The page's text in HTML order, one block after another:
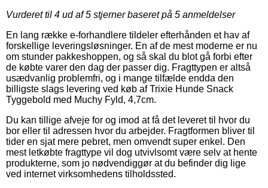
Vurderet til 4 ud af 5 stjerner baseret på 5 anmeldelser
En lang række e-forhandlere tildeler efterhånden et hav af
forskellige leveringsløsninger. En af de mest moderne er nu
om stunder pakkeshoppen, og så skal du blot gå forbi efter
de købte varer den dag der passer dig. Fragttypen er altså
usædvanlig problemfri, og i mange tilfælde endda den
billigste slags levering ved køb af Trixie Hunde Snack
Tyggebold med Muchy Fyld, 4,7cm.
Du kan tillige afveje for og imod at få det leveret til hvor du
bor eller til adressen hvor du arbejder. Fragtformen bliver til
tider en sjat mere pebret, men omvendt super enkel. Den
mest letkøbte fragttype vil dog utvivlsomt være selv at hente
produkterne, som jo nødvendiggør at du befinder dig lige
ved internet virksomhedens tilholdssted.